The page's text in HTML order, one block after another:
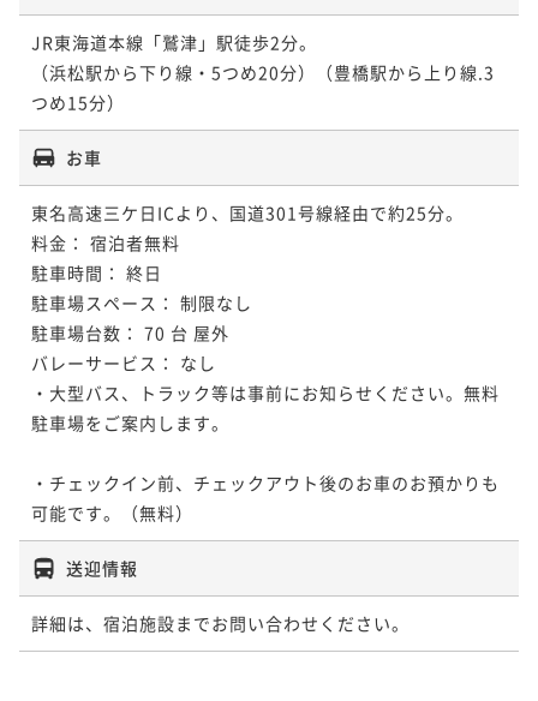
JR東海道本線「鷲津」駅徒歩2分。
（浜松駅から下り線・5つめ20分）（豊橋駅から上り線.3
お車
東名高速三ケ日ICより、国道301号線経由で約25分。
料金： 宿泊者無料
駐車時間： 終日
駐車場スペース： 制限なし
駐車場台数： 70 台 屋外
バレーサービス： なし
・大型バス、トラック等は事前にお知らせください。無料
駐車場をご案内します。
・チェックイン前、チェックアウト後のお車のお預かりも
可能です。（無料）
送迎情報
詳細は、宿泊施設までお問い合わせください。